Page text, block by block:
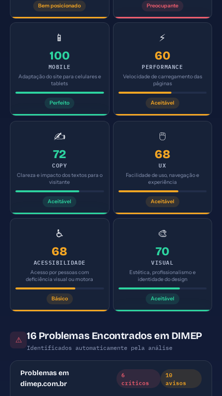
Bem posicionado Preocupante
📱
100
MOBILE
Adaptação do site para celulares e
tablets
Perfeito
⚡
60
PERFORMANCE
Velocidade de carregamento das
páginas
Aceitável
✍️
72
COPY
Clareza e impacto dos textos para o
visitante
Aceitável
🖱️
68
UX
Facilidade de uso, navegação e
experiência
Aceitável
♿
68
ACESSIBILIDADE
Acesso por pessoas com
deficiência visual ou motora
Básico
🎨
70
VISUAL
Estética, profissionalismo e
identidade do design
Aceitável
⚠ 16 Problemas Encontrados em DIMEP
Identificados automaticamente pela análise
Problemas em
dimep.com.br
6
críticos
10
avisos